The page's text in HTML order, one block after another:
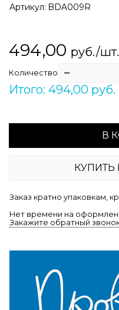
Артикул: BDA009R
494,00 руб./шт.
Количество
Итого: 494,00 руб.
В
Заказ кратно упаковкам,
Нет времени на
Закажите обратный